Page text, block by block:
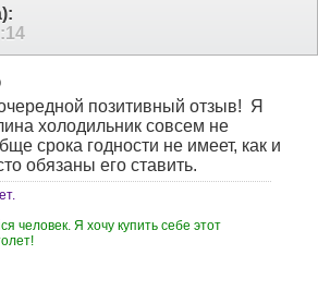
позитивный отзыв! Я
холодильник совсем не
срока годности не имеет, как и
обязаны его ставить.
человек. Я хочу купить себе этот